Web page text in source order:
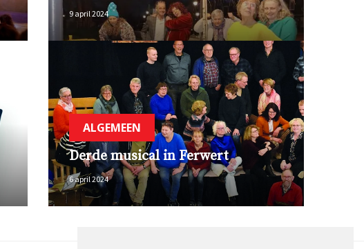
9 april 2024
ALGEMEEN
Derde musical in Ferwert
6 april 2024